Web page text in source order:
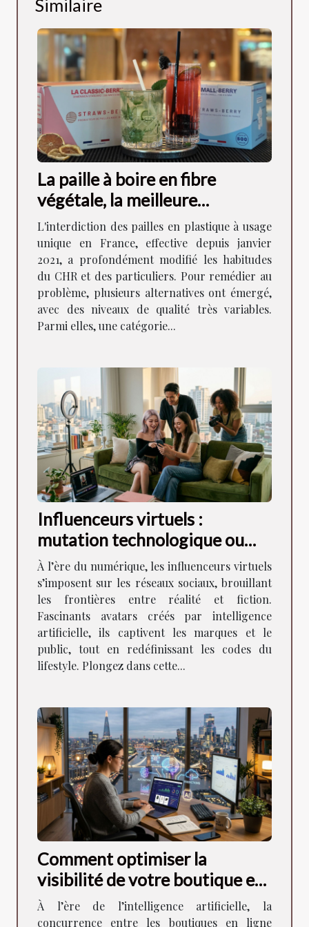
Similaire
La paille à boire en fibre
végétale, la meilleure
alternative aux pailles en
plastique !
L'interdiction des pailles en plastique à usage
unique en France, effective depuis janvier
2021, a profondément modifié les habitudes
du CHR et des particuliers. Pour remédier au
problème, plusieurs alternatives ont émergé,
avec des niveaux de qualité très variables.
Parmi elles, une catégorie...
Influenceurs virtuels :
mutation technologique ou
miroir des tendances lifestyle
?
À l’ère du numérique, les influenceurs virtuels
s’imposent sur les réseaux sociaux, brouillant
les frontières entre réalité et fiction.
Fascinants avatars créés par intelligence
artificielle, ils captivent les marques et le
public, tout en redéfinissant les codes du
lifestyle. Plongez dans cette...
Comment optimiser la
visibilité de votre boutique en
ligne à l'ère de l'IA ?
À l’ère de l’intelligence artificielle, la
concurrence entre les boutiques en ligne